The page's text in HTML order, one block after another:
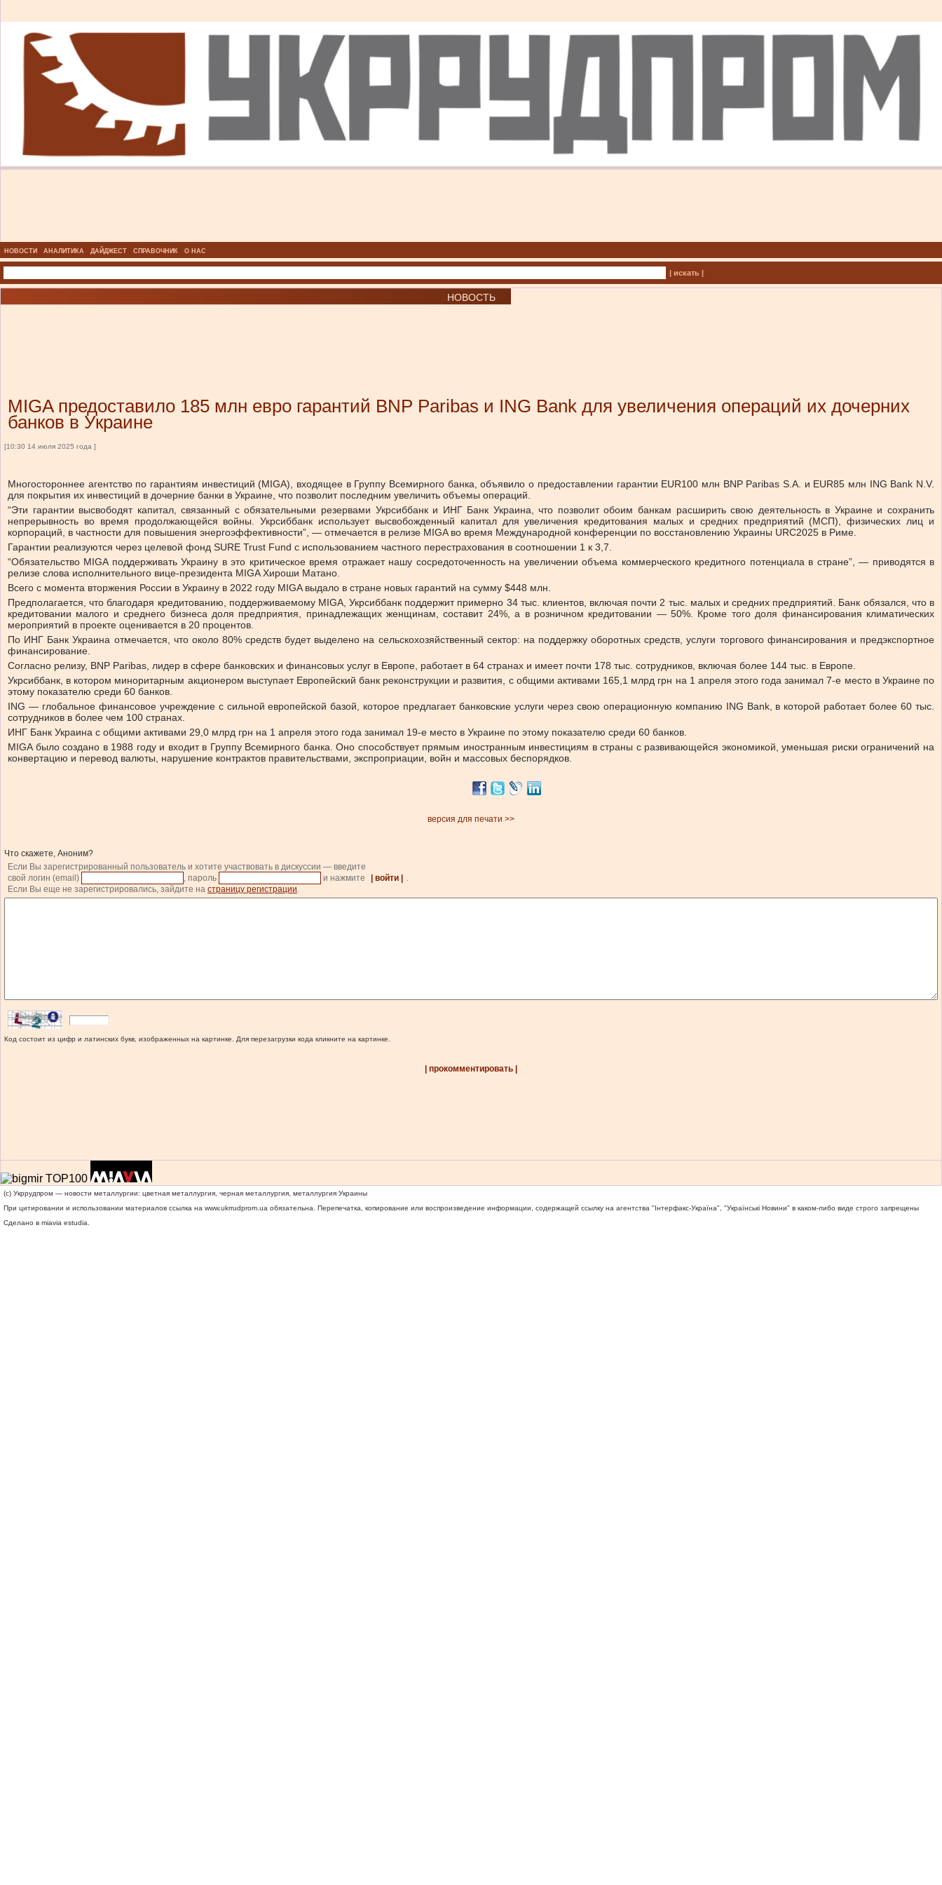
НОВОСТИ АНАЛИТИКА ДАЙДЖЕСТ СПРАВОЧНИК О НАС
| искать |
НОВОСТЬ
MIGA предоставило 185 млн евро гарантий BNP Paribas и ING Bank для увеличения операций их дочерних
банков в Украине
[10:30 14 июля 2025 года ]
Многостороннее агентство по гарантиям инвестиций (MIGA), входящее в Группу Всемирного банка, объявило о предоставлении гарантии EUR100 млн BNP Paribas S.A. и EUR85 млн ING Bank N.V.
для покрытия их инвестиций в дочерние банки в Украине, что позволит последним увеличить объемы операций.
“Эти гарантии высвободят капитал, связанный с обязательными резервами Укрсиббанк и ИНГ Банк Украина, что позволит обоим банкам расширить свою деятельность в Украине и сохранить
непрерывность во время продолжающейся войны. Укрсиббанк использует высвобожденный капитал для увеличения кредитования малых и средних предприятий (МСП), физических лиц и
корпораций, в частности для повышения энергоэффективности”, — отмечается в релизе MIGA во время Международной конференции по восстановлению Украины URC2025 в Риме.
Гарантии реализуются через целевой фонд SURE Trust Fund с использованием частного перестрахования в соотношении 1 к 3,7.
“Обязательство MIGA поддерживать Украину в это критическое время отражает нашу сосредоточенность на увеличении объема коммерческого кредитного потенциала в стране”, — приводятся в
релизе слова исполнительного вице-президента MIGA Хироши Матано.
Всего с момента вторжения России в Украину в 2022 году MIGA выдало в стране новых гарантий на сумму $448 млн.
Предполагается, что благодаря кредитованию, поддерживаемому MIGA, Укрсиббанк поддержит примерно 34 тыс. клиентов, включая почти 2 тыс. малых и средних предприятий. Банк обязался, что в
кредитовании малого и среднего бизнеса доля предприятия, принадлежащих женщинам, составит 24%, а в розничном кредитовании — 50%. Кроме того доля финансирования климатических
мероприятий в проекте оценивается в 20 процентов.
По ИНГ Банк Украина отмечается, что около 80% средств будет выделено на сельскохозяйственный сектор: на поддержку оборотных средств, услуги торгового финансирования и предэкспортное
финансирование.
Согласно релизу, BNP Paribas, лидер в сфере банковских и финансовых услуг в Европе, работает в 64 странах и имеет почти 178 тыс. сотрудников, включая более 144 тыс. в Европе.
Укрсиббанк, в котором миноритарным акционером выступает Европейский банк реконструкции и развития, с общими активами 165,1 млрд грн на 1 апреля этого года занимал 7-е место в Украине по
этому показателю среди 60 банков.
ING — глобальное финансовое учреждение с сильной европейской базой, которое предлагает банковские услуги через свою операционную компанию ING Bank, в которой работает более 60 тыс.
сотрудников в более чем 100 странах.
ИНГ Банк Украина с общими активами 29,0 млрд грн на 1 апреля этого года занимал 19-е место в Украине по этому показателю среди 60 банков.
MIGA было создано в 1988 году и входит в Группу Всемирного банка. Оно способствует прямым иностранным инвестициям в страны с развивающейся экономикой, уменьшая риски ограничений на
конвертацию и перевод валюты, нарушение контрактов правительствами, экспроприации, войн и массовых беспорядков.
версия для печати >>
Что скажете, Аноним?
Если Вы зарегистрированный пользователь и хотите участвовать в дискуссии — введите
свой логин (email)
, пароль и нажмите | войти |
.
Если Вы еще не зарегистрировались, зайдите на страницу регистрации.
Код состоит из цифр и латинских букв, изображенных на картинке. Для перезагрузки кода кликните на картинке.
| прокомментировать |
(c) Укррудпром — новости металлургии: цветная металлургия, черная металлургия, металлургия Украины
При цитировании и использовании материалов ссылка на www.ukrrudprom.ua обязательна. Перепечатка, копирование или воспроизведение информации, содержащей ссылку на агентства "Iнтерфакс-Україна", "Українськi Новини" в каком-либо виде строго запрещены
Сделано в miavia estudia.